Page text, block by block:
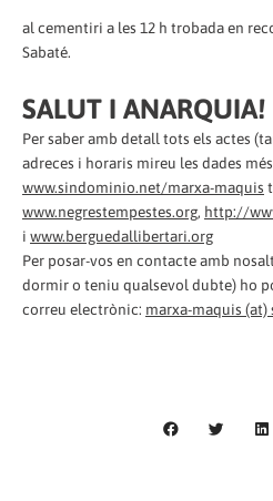
al cementiri a les 12 h trobada en
Sabaté.
SALUT I ANARQUIA!
Per saber amb detall tots els actes
adreces i horaris mireu les dades
www.sindominio.net/marxa-maquis
www.negrestempestes.org, http://
i www.berguedallibertari.org
Per posar-vos en contacte amb
dormir o teniu qualsevol dubte) ho
correu electrònic: marxa-maquis